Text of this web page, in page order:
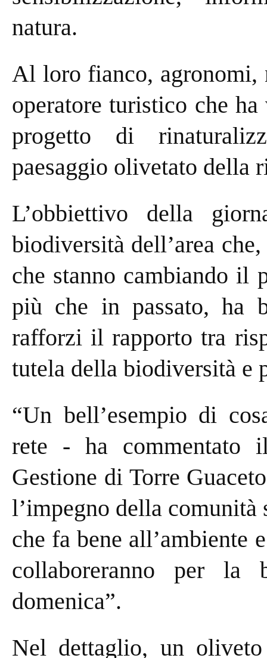
natura.
Al loro fianco, agronomi,
operatore turistico che
progetto di
paesaggio olivetato della
L’obbiettivo della
biodiversità dell’area
che stanno cambiando il
più che in passato, ha
rafforzi il rapporto tra
tutela della biodiversità e
“Un bell’esempio di
rete - ha commentato
Gestione di Torre
l’impegno della
che fa bene all’ambiente
collaboreranno per la
domenica”.
Nel dettaglio, un